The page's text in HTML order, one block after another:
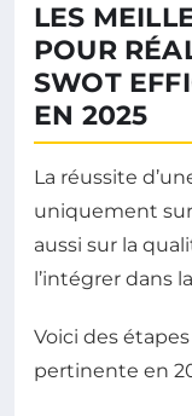
LES
POUR
SWOT
EN 2025
La réussite
uniquement
aussi sur la
l’intégrer dans
Voici des
pertinente en